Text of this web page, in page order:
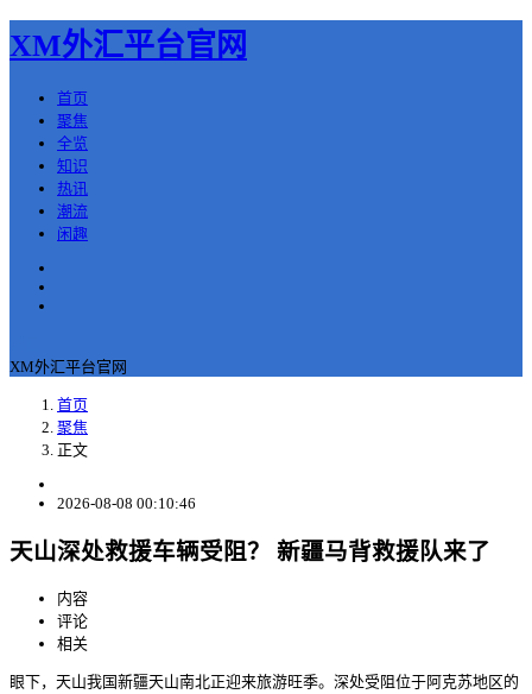
XM外汇平台官网
首页
聚焦
全览
知识
热讯
潮流
闲趣
XM外汇平台官网
首页
聚焦
正文
2026-08-08 00:10:46
天山深处救援车辆受阻？ 新疆马背救援队来了
内容
评论
相关
眼下，天山我国新疆天山南北正迎来旅游旺季。深处受阻位于阿克苏地区的